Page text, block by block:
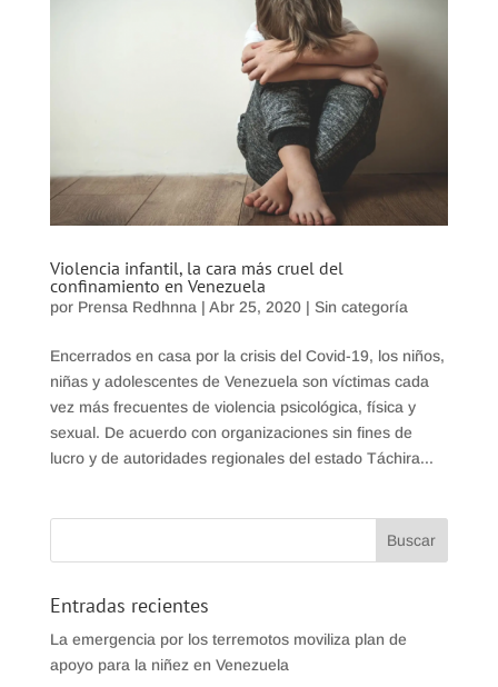
Violencia infantil, la cara más cruel del
confinamiento en Venezuela
por Prensa Redhnna | Abr 25, 2020| Sin categoría
Encerrados en casa por la crisis del Covid-19, los niños,
niñas y adolescentes de Venezuela son víctimas cada
vez más frecuentes de violencia psicológica, física y
sexual. De acuerdo con organizaciones sin fines de
lucro y de autoridades regionales del estado Táchira...
Entradas recientes
La emergencia por los terremotos moviliza plan de
apoyo para la niñez en Venezuela